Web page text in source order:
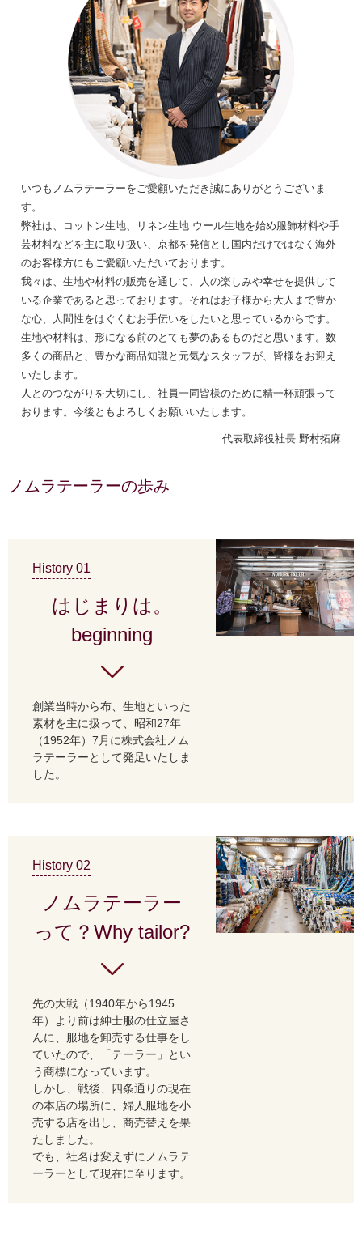
いつもノムラテーラーをご愛顧いただき誠にありがとうございま
す。
弊社は、コットン生地、リネン生地 ウール生地を始め服飾材料や手
芸材料などを主に取り扱い、京都を発信とし国内だけではなく海外
のお客様方にもご愛顧いただいております。
我々は、生地や材料の販売を通して、人の楽しみや幸せを提供して
いる企業であると思っております。それはお子様から大人まで豊か
な心、人間性をはぐくむお手伝いをしたいと思っているからです。
生地や材料は、形になる前のとても夢のあるものだと思います。数
多くの商品と、豊かな商品知識と元気なスタッフが、皆様をお迎え
いたします。
人とのつながりを大切にし、社員一同皆様のために精一杯頑張って
おります。今後ともよろしくお願いいたします。
代表取締役社長 野村拓麻
ノムラテーラーの歩み
History 01
はじまりは。
beginning
創業当時から布、生地といった
素材を主に扱って、昭和27年
（1952年）7月に株式会社ノム
ラテーラーとして発足いたしま
した。
History 02
ノムラテーラー
って？Why tailor?
先の大戦（1940年から1945
年）より前は紳士服の仕立屋さ
んに、服地を卸売する仕事をし
ていたので、「テーラー」とい
う商標になっています。
しかし、戦後、四条通りの現在
の本店の場所に、婦人服地を小
売する店を出し、商売替えを果
たしました。
でも、社名は変えずにノムラテ
ーラーとして現在に至ります。